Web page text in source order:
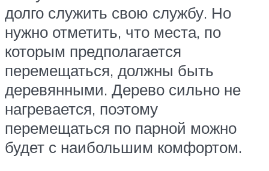
долго служить свою службу. Но
нужно отметить, что места, по
которым предполагается
перемещаться, должны быть
деревянными. Дерево сильно не
нагревается, поэтому
перемещаться по парной можно
будет с наибольшим комфортом.